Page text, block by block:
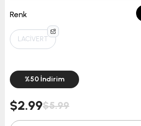
Renk
LACİVERT
%50 İndirim
$5.99
$2.99